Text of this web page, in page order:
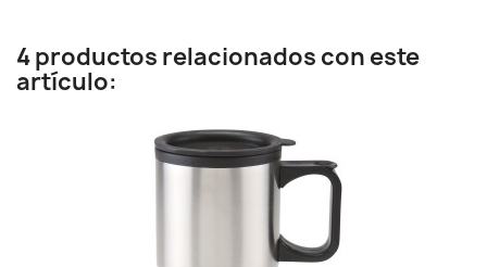
4 productos relacionados con este
artículo: